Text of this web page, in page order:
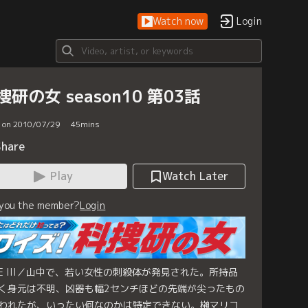
Watch now Login
研の女 season10 第03話
on 2010/07/29 45mins
Play
Watch Later
the member?Login
III／山中で、若い女性の刺殺体が発見された。所持品
身元は不明、凶器も幅2センチほどの先端が尖ったもの
れたが、いったい何なのかは特定できない。榊マリコ